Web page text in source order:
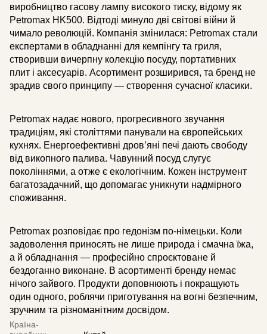
виробництво гасову лампу високого тиску, відому як
Petromax HK500. Відтоді минуло дві світові війни й
чимало революцій. Компанія змінилася: Petromax стали
експертами в обладнанні для кемпінгу та гриля,
створивши вичерпну колекцію посуду, портативних
плит і аксесуарів. Асортимент розширився, та бренд не
зрадив свого принципу — створення сучасної класики.
Petromax надає нового, прогресивного звучання
традиціям, які століттями панували на європейських
кухнях. Енергоефективні дров’яні печі дають свободу
від викопного палива. Чавунний посуд слугує
поколіннями, а отже є екологічним. Кожен інструмент
багатозадачний, що допомагає уникнути надмірного
споживання.
Petromax розповідає про гедонізм по-німецьки. Коли
задоволення приносять не лише природа і смачна їжа,
а й обладнання — професійно спроєктоване й
бездоганно виконане. В асортименті бренду немає
нічого зайвого. Продукти доповнюють і покращують
один одного, роблячи приготування на вогні безпечним,
зручним та різноманітним досвідом.
Країна-